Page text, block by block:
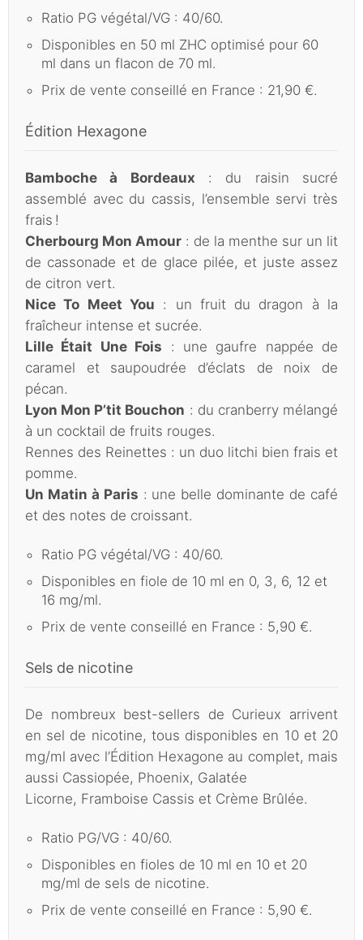
Ratio PG végétal/VG : 40/60.
Disponibles en 50 ml ZHC optimisé pour 60
ml dans un flacon de 70 ml.
Prix de vente conseillé en France : 21,90 €.
Édition Hexagone
Bamboche à Bordeaux : du raisin sucré
assemblé avec du cassis, l’ensemble servi très
frais !
Cherbourg Mon Amour : de la menthe sur un lit
de cassonade et de glace pilée, et juste assez
de citron vert.
Nice To Meet You : un fruit du dragon à la
fraîcheur intense et sucrée.
Lille Était Une Fois : une gaufre nappée de
caramel et saupoudrée d’éclats de noix de
pécan.
Lyon Mon P’tit Bouchon : du cranberry mélangé
à un cocktail de fruits rouges.
Rennes des Reinettes : un duo litchi bien frais et
pomme.
Un Matin à Paris : une belle dominante de café
et des notes de croissant.
Ratio PG végétal/VG : 40/60.
Disponibles en fiole de 10 ml en 0, 3, 6, 12 et
16 mg/ml.
Prix de vente conseillé en France : 5,90 €.
Sels de nicotine
De nombreux best-sellers de Curieux arrivent
en sel de nicotine, tous disponibles en 10 et 20
mg/ml avec l’Édition Hexagone au complet, mais
aussi Cassiopée, Phoenix, Galatée
Licorne, Framboise Cassis et Crème Brûlée.
Ratio PG/VG : 40/60.
Disponibles en fioles de 10 ml en 10 et 20
mg/ml de sels de nicotine.
Prix de vente conseillé en France : 5,90 €.